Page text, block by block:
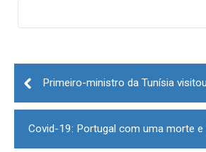
Post
navigation